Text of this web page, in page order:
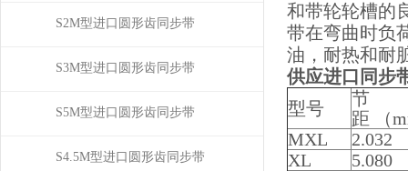
S2M型进口圆形齿同步带
S3M型进口圆形齿同步带
S5M型进口圆形齿同步带
S4.5M型进口圆形齿同步带
和带轮轮槽的
带在弯曲时负
油，耐热和耐
供应进口同步
型号
节
距 （
MXL
2.032
XL
5.080